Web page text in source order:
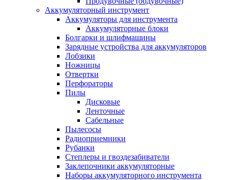
Аккумуляторный инструмент
Аккумуляторы для инструмента
Аккумуляторные блоки
Болгарки и шлифмашины
Зарядные устройства для аккумуляторов
Лобзики
Ножницы
Отвертки
Перфораторы
Пилы
Дисковые
Ленточные
Сабельные
Пылесосы
Радиоприемники
Рубанки
Степлеры и гвоздезабиватели
Заклепочники аккумуляторные
Наборы аккумуляторного инструмента